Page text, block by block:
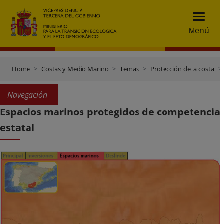
Menú
Home Costas y Medio Marino Temas Protección de la costa
Navegación
Espacios marinos protegidos de competencia
estatal